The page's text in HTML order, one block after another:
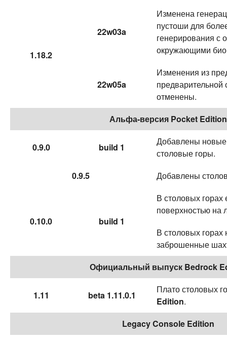
1.18.2
22w03a
Изменена
пустоши для
генерирования с
окружающими
22w05a
Изменения из
отменены.
Альфа-версия Pocket Edition
0.9.0 build 1
Добавлены
столовые горы.
0.9.5
Добавлены
0.10.0 build 1
В столовых горах
поверхностью на
В столовых горах
заброшенные
Официальный выпуск Bedrock
1.11 beta 1.11.0.1
Плато столовых
Edition.
Legacy Console Edition